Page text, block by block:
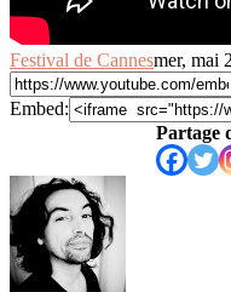
Festival de Cannesmer, mai
Embed:
Partage